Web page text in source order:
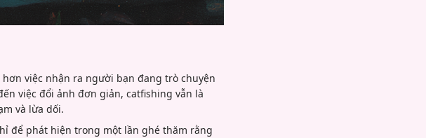
việc nhận ra người bạn đang trò chuyện
việc đổi ảnh đơn giản, catfishing vẫn là
và lừa dối.
để phát hiện trong một lần ghé thăm rằng